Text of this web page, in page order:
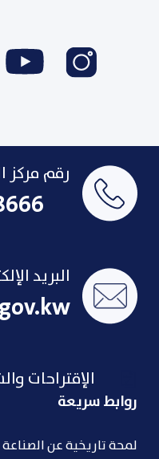
رقم مركز
البريد
الإقتراحات
روابط سريعة
لمحة تاريخية عن الصناعة